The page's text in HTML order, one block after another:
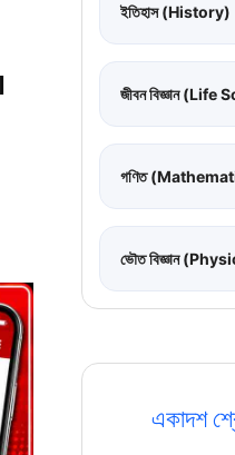
ইতিহাস (History)
জীবন বিজ্ঞান (Life
গণিত
ভৌত বিজ্ঞান
একাদশ